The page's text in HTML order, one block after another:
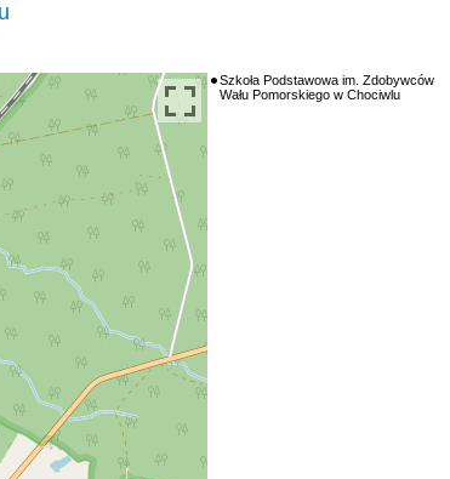
Szkoła Podstawowa im. Zdobywców
Wału Pomorskiego w Chociwlu